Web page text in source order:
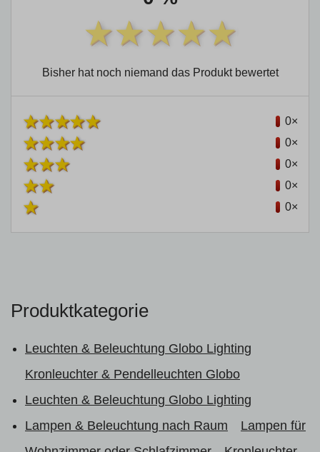
Bisher hat noch niemand das Produkt bewertet
0×
0×
0×
0×
0×
Produktkategorie
Leuchten & Beleuchtung Globo Lighting
Kronleuchter & Pendelleuchten Globo
Leuchten & Beleuchtung Globo Lighting
Lampen & Beleuchtung nach Raum
Lampen für